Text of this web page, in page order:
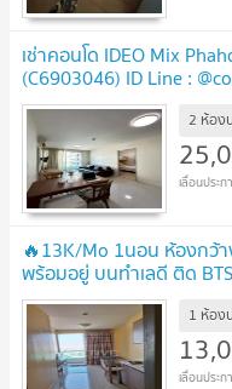
เช่าคอนโด IDEO Mix
(C6903046) ID Line :
2 ห้อง
🔥13K/Mo 1นอน ห้องกว้
พร้อมอยู่ บนทำเลดี ติด
Phaholyothin UPDATE !
1 ห้อง